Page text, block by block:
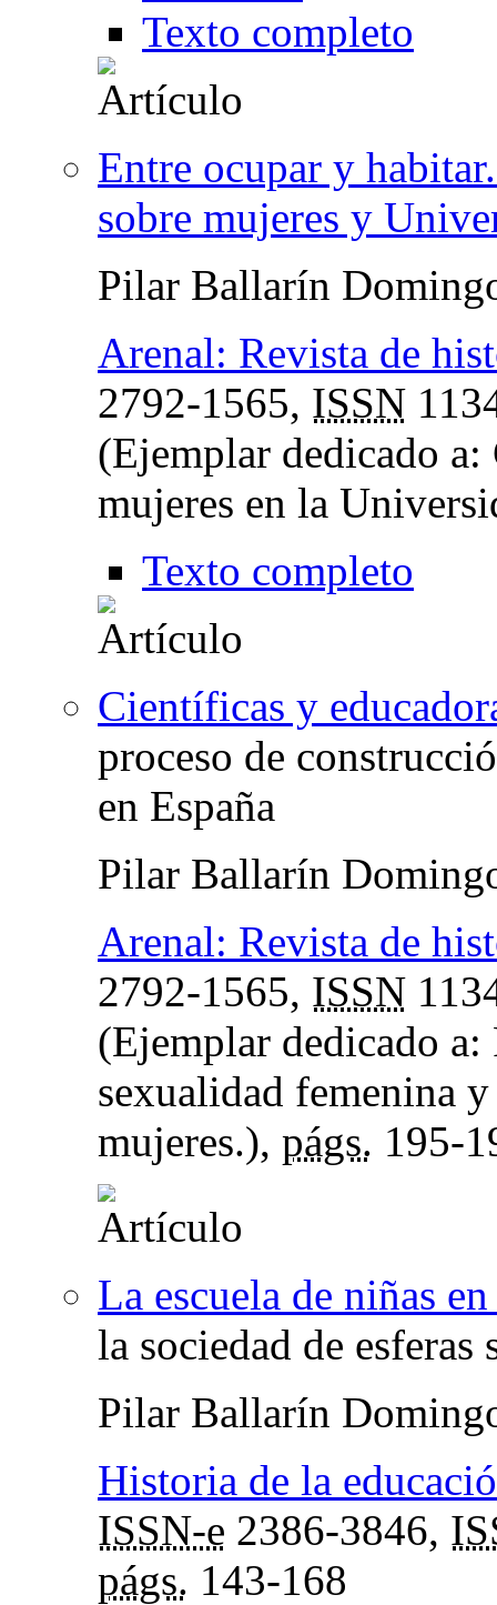
Texto completo
Entre ocupar y
sobre mujeres y
Pilar Ballarín
Arenal: Revista de
2792-1565, ISSN
(Ejemplar dedicado
mujeres en la
Texto completo
Científicas y
proceso de
en España
Pilar Ballarín
Arenal: Revista de
2792-1565, ISSN
(Ejemplar dedicado a:
sexualidad femenina
mujeres.), págs. 195-
La escuela de niñas
la sociedad de esferas
Pilar Ballarín
Historia de la
ISSN-e 2386-3846,
págs. 143-168